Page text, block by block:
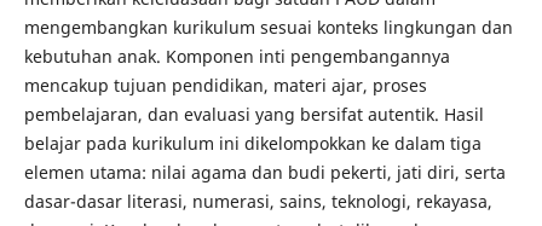
mengembangkan kurikulum sesuai konteks lingkungan dan
kebutuhan anak. Komponen inti pengembangannya
mencakup tujuan pendidikan, materi ajar, proses
pembelajaran, dan evaluasi yang bersifat autentik. Hasil
belajar pada kurikulum ini dikelompokkan ke dalam tiga
elemen utama: nilai agama dan budi pekerti, jati diri, serta
dasar-dasar literasi, numerasi, sains, teknologi, rekayasa,